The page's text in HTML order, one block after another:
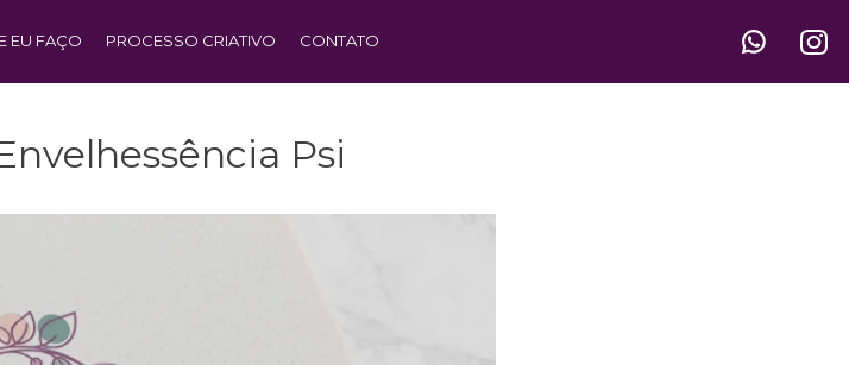
EU FAÇO PROCESSO CRIATIVO CONTATO
Psi